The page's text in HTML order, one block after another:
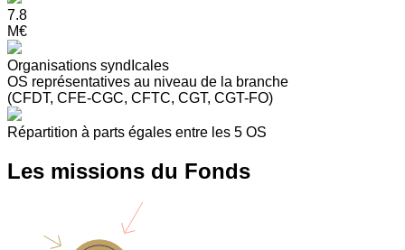
7.8
M€
Organisations syndIcales
OS représentatives au niveau de la branche
(CFDT, CFE-CGC, CFTC, CGT, CGT-FO)
Répartition à parts égales entre les 5 OS
Les missions du Fonds